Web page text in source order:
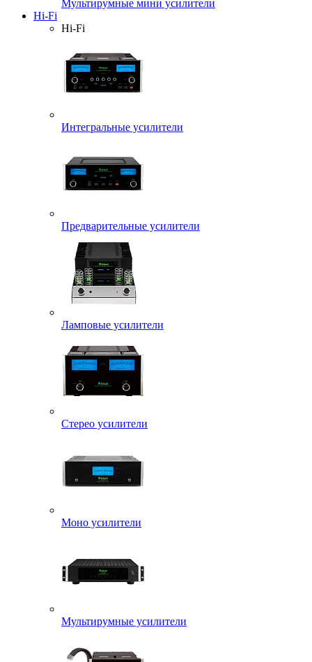
Мультирумные мини усилители
Hi-Fi
Hi-Fi
Интегральные усилители
Предварительные усилители
Ламповые усилители
Стерео усилители
Моно усилители
Мультирумные усилители